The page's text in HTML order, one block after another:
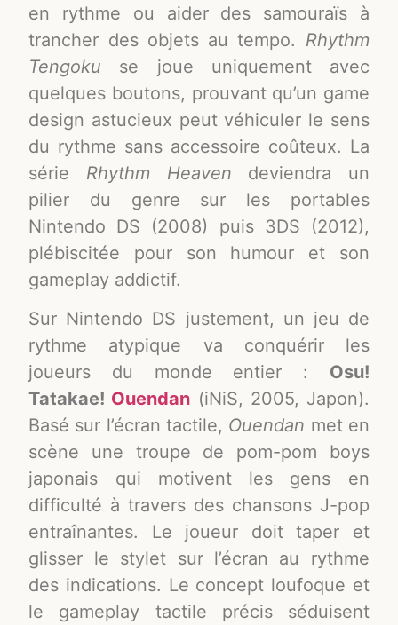
en rythme ou aider des samouraïs à
trancher des objets au tempo. Rhythm
Tengoku se joue uniquement avec
quelques boutons, prouvant qu’un game
design astucieux peut véhiculer le sens
du rythme sans accessoire coûteux. La
série Rhythm Heaven deviendra un
pilier du genre sur les portables
Nintendo DS (2008) puis 3DS (2012),
plébiscitée pour son humour et son
gameplay addictif.
Sur Nintendo DS justement, un jeu de
rythme atypique va conquérir les
joueurs du monde entier : Osu!
Tatakae! Ouendan (iNiS, 2005, Japon).
Basé sur l’écran tactile, Ouendan met en
scène une troupe de pom-pom boys
japonais qui motivent les gens en
difficulté à travers des chansons J-pop
entraînantes. Le joueur doit taper et
glisser le stylet sur l’écran au rythme
des indications. Le concept loufoque et
le gameplay tactile précis séduisent